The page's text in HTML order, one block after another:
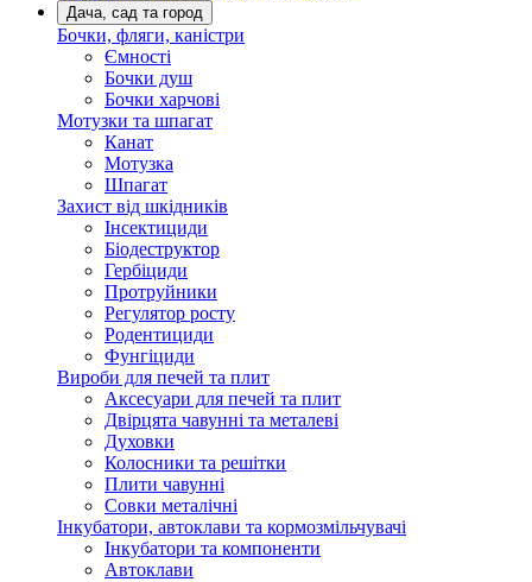
Дача, сад та город
Бочки, фляги, каністри
Ємності
Бочки душ
Бочки харчові
Мотузки та шпагат
Канат
Мотузка
Шпагат
Захист від шкідників
Інсектициди
Біодеструктор
Гербіциди
Протруйники
Регулятор росту
Родентициди
Фунгіциди
Вироби для печей та плит
Аксесуари для печей та плит
Двірцята чавунні та металеві
Духовки
Колосники та решітки
Плити чавунні
Совки металічні
Інкубатори, автоклави та кормозмільчувачі
Інкубатори та компоненти
Автоклави